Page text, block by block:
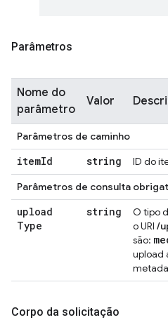
Parâmetros
Nome do
parâmetro
Valor
Parâmetros de caminho
itemId string
ID do
Parâmetros de consulta
upload
Type
string
O tipo
o URI /
são:
upload
Corpo da solicitação